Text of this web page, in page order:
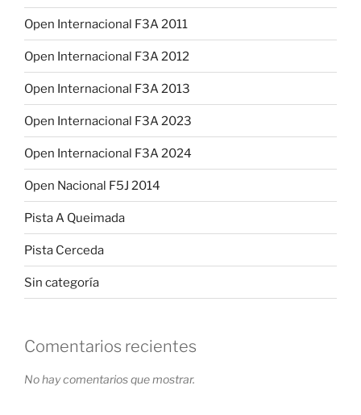
Open Internacional F3A 2011
Open Internacional F3A 2012
Open Internacional F3A 2013
Open Internacional F3A 2023
Open Internacional F3A 2024
Open Nacional F5J 2014
Pista A Queimada
Pista Cerceda
Sin categoría
Comentarios recientes
No hay comentarios que mostrar.